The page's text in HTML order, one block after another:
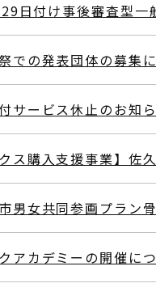
日付け事後審査型
での発表団体の募集
サービス休止のお知
ス購入支援事業】佐
男女共同参画プラン
アカデミーの開催に